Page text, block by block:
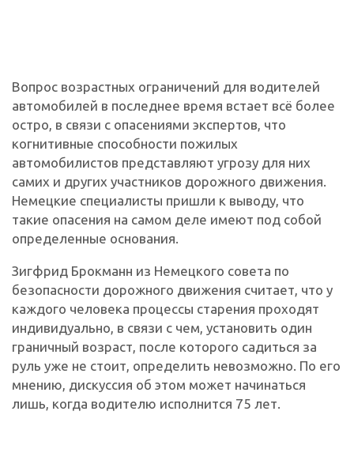
Вопрос возрастных ограничений для водителей
автомобилей в последнее время встает всё более
остро, в связи с опасениями экспертов, что
когнитивные способности пожилых
автомобилистов представляют угрозу для них
самих и других участников дорожного движения.
Немецкие специалисты пришли к выводу, что
такие опасения на самом деле имеют под собой
определенные основания.
Зигфрид Брокманн из Немецкого совета по
безопасности дорожного движения считает, что у
каждого человека процессы старения проходят
индивидуально, в связи с чем, установить один
граничный возраст, после которого садиться за
руль уже не стоит, определить невозможно. По его
мнению, дискуссия об этом может начинаться
лишь, когда водителю исполнится 75 лет.